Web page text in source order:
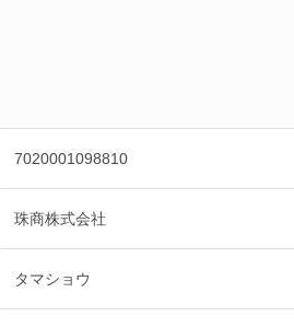
7020001098810
珠商株式会社
タマショウ